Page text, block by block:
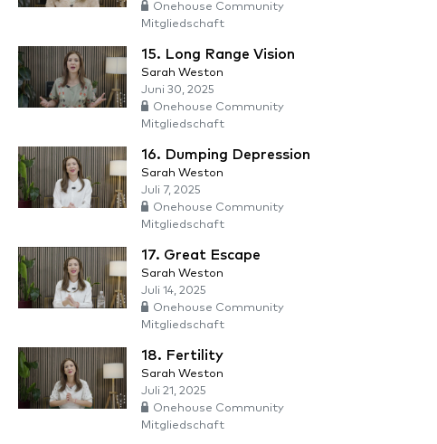
Onehouse Community
Mitgliedschaft
15. Long Range Vision
Sarah Weston
Juni 30, 2025
Onehouse Community
Mitgliedschaft
16. Dumping Depression
Sarah Weston
Juli 7, 2025
Onehouse Community
Mitgliedschaft
17. Great Escape
Sarah Weston
Juli 14, 2025
Onehouse Community
Mitgliedschaft
18. Fertility
Sarah Weston
Juli 21, 2025
Onehouse Community
Mitgliedschaft